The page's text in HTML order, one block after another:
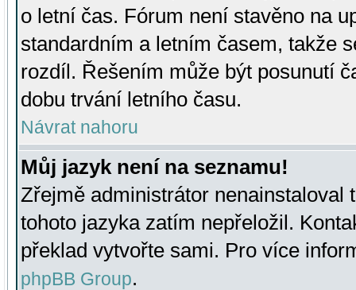
o letní čas. Fórum není stavěno na
standardním a letním časem, takže
rozdíl. Řešením může být posunutí
dobu trvání letního času.
Návrat nahoru
Můj jazyk není na seznamu!
Zřejmě administrátor nenainstaloval
tohoto jazyka zatím nepřeložil.
překlad vytvořte sami. Pro více
phpBB Group.